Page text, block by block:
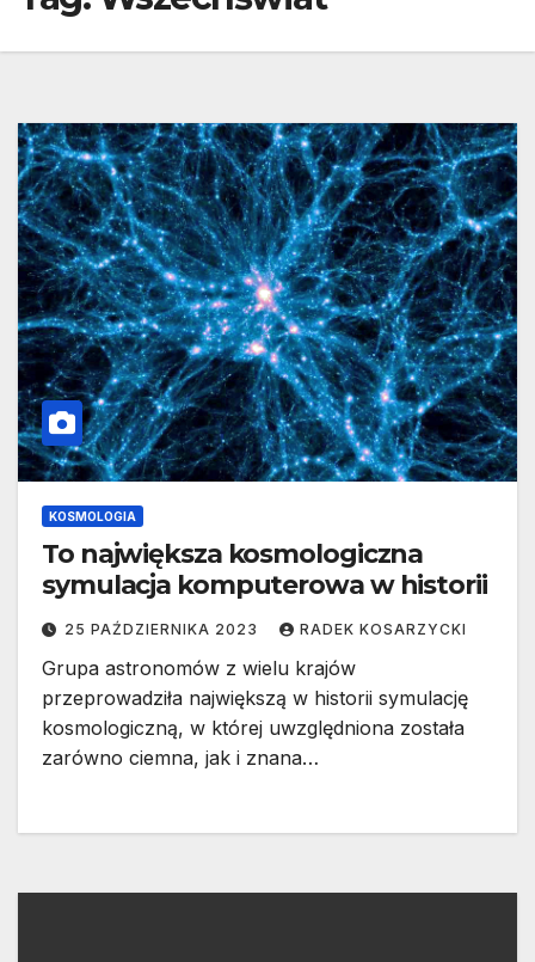
KOSMOLOGIA
To największa kosmologiczna
symulacja komputerowa w historii
25 PAŹDZIERNIKA 2023 RADEK KOSARZYCKI
Grupa astronomów z wielu krajów
przeprowadziła największą w historii symulację
kosmologiczną, w której uwzględniona została
zarówno ciemna, jak i znana…